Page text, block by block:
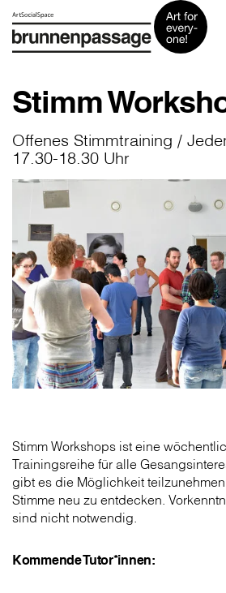
Stimm
Offenes Stimmtraining /
17.30-18.30 Uhr
Stimm Workshops ist eine
Trainingsreihe für alle
gibt es die Möglichkeit
Stimme neu zu entdecken.
sind nicht notwendig.
Kommende Tutor*innen: